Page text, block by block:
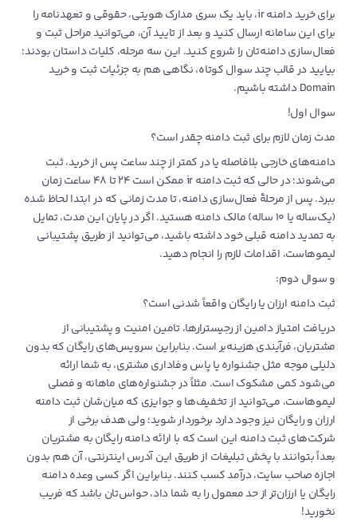
برای خرید دامنه ‌ir، باید یک سری مدارک هویتی، حقوقی و تعهدنامه را
برای این سامانه ارسال کنید و بعد از تایید آن، می‌توانید مراحل ثبت و
فعال‌سازی دامنه‌تان را شروع کنید. این سه مرحله، کلیات داستان بودند؛
بیایید در قالب چند سوال کوتاه، نگاهی هم به جزئیات ثبت و خرید
Domain داشته باشیم.
سوال اول!
مدت زمان لازم برای ثبت دامنه چقدر است؟
دامنه‌های خارجی بلافاصله یا در کمتر از چند ساعت پس از خرید، ثبت
می‌شوند؛ در حالی که ثبت دامنه ir ممکن است ۲۴ تا ۴۸ ساعت زمان
ببرد. پس از مرحلۀ فعال‌سازی دامنه، تا مدت زمانی که در ابتدا لحاظ شده
(یک‌ساله یا ۱۰ ساله) مالک دامنه هستید. اگر در پایان این مدت، تمایل
به تمدید دامنه قبلی خود داشته باشید، می‌توانید از طریق پشتیبانی
لیموهاست، اقدامات لازم را انجام دهید.
و سوال دوم:
ثبت دامنه‌‌ ارزان یا رایگان واقعاً شدنی است؟
دریافت امتیاز دامین از رجیسترارها، تامین امنیت و پشتیبانی از
مشتریان، فرآیندی هزینه‌بر است. بنابراین سرویس‌های رایگان که بدون
دلیلی موجه مثل جشنواره یا پاس وفاداری مشتری، به شما ارائه
می‌شود کمی مشکوک است. مثلاً در جشنواره‌های ماهانه و فصلی
لیموهاست، می‌توانید از تخفیف‌ها و جوایزی که میان‌شان ثبت دامنه
ارزان و رایگان نیز وجود دارد برخوردار شوید؛ ولی هدف برخی از
شرکت‌های ثبت دامنه این است که با ارائه دامنه رایگان به مشتریان
بعداً بتوانند با پخش تبلیغات از طریق این آدرس اینترنتی، آن هم بدون
اجازه صاحب سایت، درآمد کسب کنند. بنابراین اگر کسی وعده دامنه
رایگان یا ارزان‌تر از حد معمول را به شما داد، حواس‌تان باشد که فریب
نخورید!